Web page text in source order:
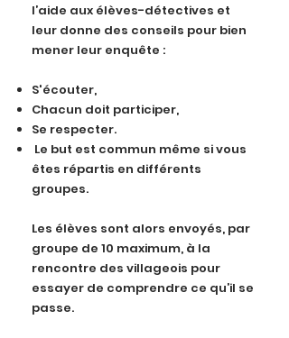
l’aide aux élèves-détectives et
leur donne des conseils pour bien
mener leur enquête :
S'écouter,
Chacun doit participer,
Se respecter.
Le but est commun même si vous
êtes répartis en différents
groupes.
Les élèves sont alors envoyés, par
groupe de 10 maximum, à la
rencontre des villageois pour
essayer de comprendre ce qu’il se
passe.